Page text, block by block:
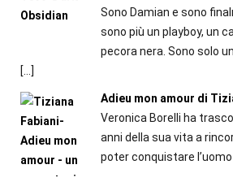
Sono Damian e sono
sono più un playboy, un
pecora nera. Sono solo
[…]
Adieu mon amour di
Veronica Borelli ha
anni della sua vita a
poter conquistare l’uomo